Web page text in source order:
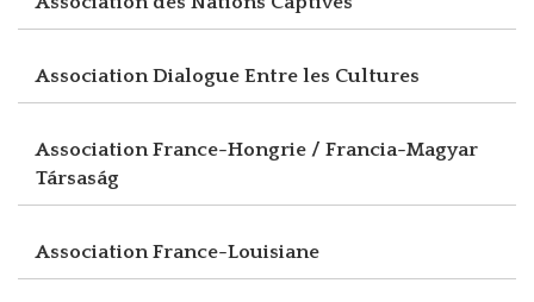
Association Dialogue Entre les Cultures
Association France-Hongrie / Francia-Magyar
Társaság
Association France-Louisiane